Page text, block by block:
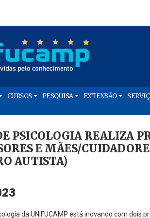
CURSOS PESQUISA EXTENSÃO
PSICOLOGIA REALIZA
E MÃES/
AUTISTA)
da UNIFUCAMP está inovando com dois